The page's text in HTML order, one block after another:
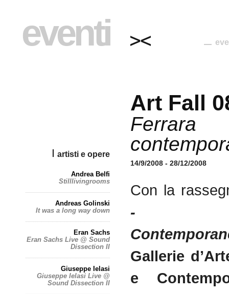
eventi
artisti e opere
Andrea Belfi
Stilllivingrooms
Andreas Golinski
It was a long way down
Eran Sachs
Eran Sachs Live @ Sound
Dissection II
Giuseppe Ielasi
Giuseppe Ielasi Live @
Sound Dissection II
Art Fall
Ferrara
14/9/2008 - 28/12/2008
Con la
-
Gallerie
e